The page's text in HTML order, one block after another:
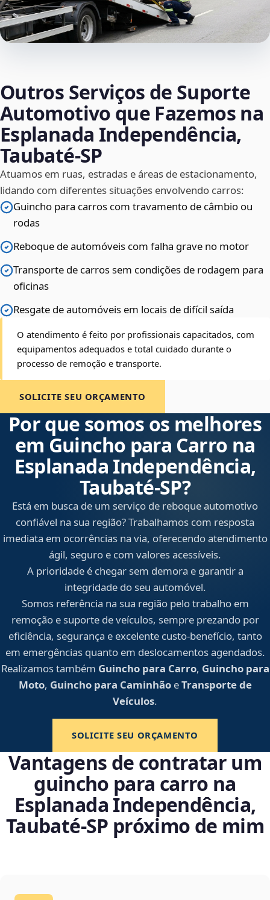
Outros Serviços de Suporte
Automotivo que Fazemos na
Esplanada Independência,
Taubaté‑SP
Atuamos em ruas, estradas e áreas de estacionamento,
lidando com diferentes situações envolvendo carros:
Guincho para carros com travamento de câmbio ou
rodas
Reboque de automóveis com falha grave no motor
Transporte de carros sem condições de rodagem para
oficinas
Resgate de automóveis em locais de difícil saída
O atendimento é feito por profissionais capacitados, com
equipamentos adequados e total cuidado durante o
processo de remoção e transporte.
SOLICITE SEU ORÇAMENTO
Por que somos os melhores
em Guincho para Carro na
Esplanada Independência,
Taubaté‑SP?
Está em busca de um serviço de reboque automotivo
confiável na sua região? Trabalhamos com resposta
imediata em ocorrências na via, oferecendo atendimento
ágil, seguro e com valores acessíveis.
A prioridade é chegar sem demora e garantir a
integridade do seu automóvel.
Somos referência na sua região pelo trabalho em
remoção e suporte de veículos, sempre prezando por
eficiência, segurança e excelente custo-benefício, tanto
em emergências quanto em deslocamentos agendados.
Realizamos também Guincho para Carro, Guincho para
Moto, Guincho para CaminhãoeTransporte de
Veículos.
SOLICITE SEU ORÇAMENTO
Vantagens de contratar um
guincho para carro na
Esplanada Independência,
Taubaté‑SP próximo de mim